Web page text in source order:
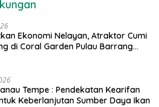
Ekonomi Nelayan, Atraktor Cumi
di Coral Garden Pulau Barrang
Tempe : Pendekatan Kearifan
Keberlanjutan Sumber Daya Ikan